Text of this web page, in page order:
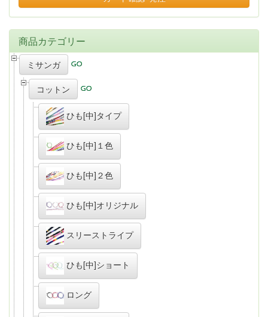
商品カテゴリー
ミサンガ
コットン
ひも[中]タイプ
ひも[中]１色
ひも[中]２色
ひも[中]オリジナル
スリーストライプ
ひも[中]ショート
ロング